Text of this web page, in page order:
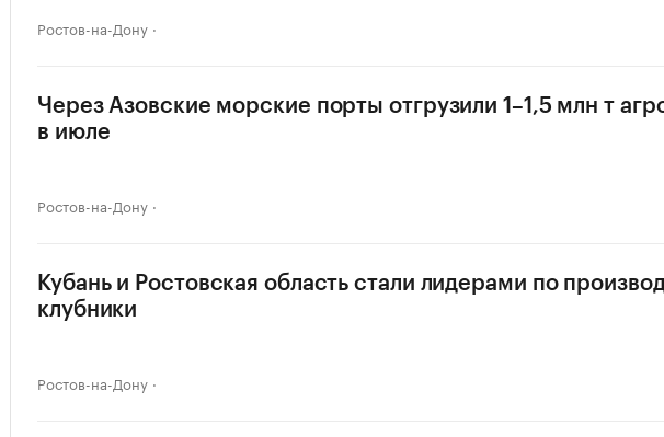
Ростов-на-Дону
Через Азовские морские порты отгрузили 1–1,5 млн т
в июле
Ростов-на-Дону
Кубань и Ростовская область стали лидерами по
клубники
Ростов-на-Дону